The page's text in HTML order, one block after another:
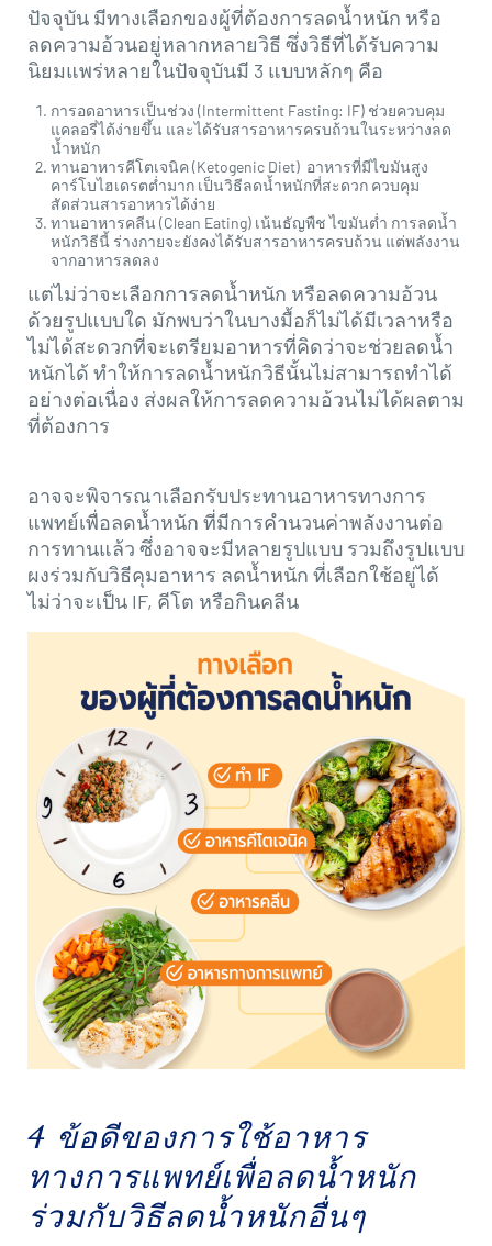
ปัจจุบัน มีทางเลือกของผู้ที่ต้องการลดน้ำหนัก หรือ
ลดความอ้วนอยู่หลากหลายวิธี ซึ่งวิธีที่ได้รับความ
นิยมแพร่หลายในปัจจุบันมี 3 แบบหลักๆ คือ
การอดอาหารเป็นช่วง (Intermittent Fasting: IF) ช่วยควบคุม
แคลอรี่ได้ง่ายขึ้น และได้รับสารอาหารครบถ้วนในระหว่างลด
น้ำหนัก
ทานอาหารคีโตเจนิค (Ketogenic Diet) อาหารที่มีไขมันสูง
คาร์โบไฮเดรตต่ำมาก เป็นวิธีลดน้ำหนักที่สะดวก ควบคุม
สัดส่วนสารอาหารได้ง่าย
ทานอาหารคลีน (Clean Eating) เน้นธัญพืช ไขมันต่ำ การลดน้ำ
หนักวิธีนี้ ร่างกายจะยังคงได้รับสารอาหารครบถ้วน แต่พลังงาน
จากอาหารลดลง
แต่ไม่ว่าจะเลือกการลดน้ำหนัก หรือลดความอ้วน
ด้วยรูปแบบใด มักพบว่าในบางมื้อก็ไม่ได้มีเวลาหรือ
ไม่ได้สะดวกที่จะเตรียมอาหารที่คิดว่าจะช่วยลดน้ำ
หนักได้ ทำให้การลดน้ำหนักวิธีนั้นไม่สามารถทำได้
อย่างต่อเนื่อง ส่งผลให้การลดความอ้วนไม่ได้ผลตาม
ที่ต้องการ
อาจจะพิจารณาเลือกรับประทานอาหารทางการ
แพทย์เพื่อลดน้ำหนัก ที่มีการคำนวนค่าพลังงานต่อ
การทานแล้ว ซึ่งอาจจะมีหลายรูปแบบ รวมถึงรูปแบบ
ผงร่วมกับวิธีคุมอาหาร ลดน้ำหนัก ที่เลือกใช้อยู่ได้
ไม่ว่าจะเป็น IF, คีโต หรือกินคลีน
4 ข้อดีของการใช้อาหาร
ทางการแพทย์เพื่อลดน้ำหนัก
ร่วมกับวิธีลดน้ำหนักอื่นๆ